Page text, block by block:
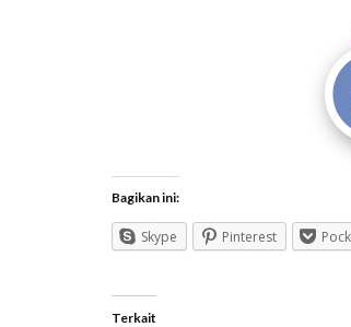
Bagikan ini:
Skype Pinterest
Terkait